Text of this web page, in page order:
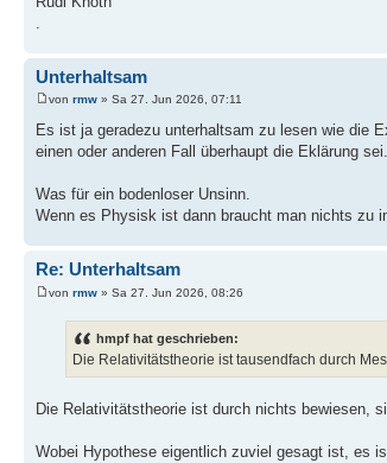
Unterhaltsam
von rmw » Sa 27. Jun 2026, 07:11
Es ist ja geradezu unterhaltsam zu lesen wie die
einen oder anderen Fall überhaupt die Eklärung sei.
Was für ein bodenloser Unsinn.
Wenn es Physisk ist dann braucht man nichts zu
Re: Unterhaltsam
von rmw » Sa 27. Jun 2026, 08:26
hmpf hat geschrieben:
Die Relativitätstheorie ist tausendfach durch
Die Relativitätstheorie ist durch nichts bewiesen,
Wobei Hypothese eigentlich zuviel gesagt ist, es